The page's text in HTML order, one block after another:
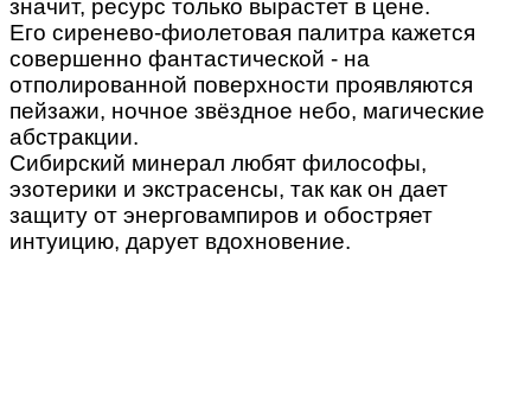
значит, ресурс только вырастет в цене.
Его сиренево-фиолетовая палитра кажется
совершенно фантастической - на
отполированной поверхности проявляются
пейзажи, ночное звёздное небо, магические
абстракции.
Сибирский минерал любят философы,
эзотерики и экстрасенсы, так как он дает
защиту от энерговампиров и обостряет
интуицию, дарует вдохновение.